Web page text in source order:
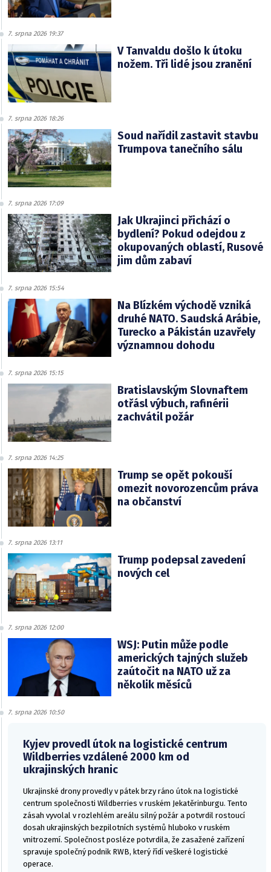
7. srpna 2026 19:37
V Tanvaldu došlo k útoku
nožem. Tři lidé jsou zranění
7. srpna 2026 18:26
Soud nařídil zastavit stavbu
Trumpova tanečního sálu
7. srpna 2026 17:09
Jak Ukrajinci přichází o
bydlení? Pokud odejdou z
okupovaných oblastí, Rusové
jim dům zabaví
7. srpna 2026 15:54
Na Blízkém východě vzniká
druhé NATO. Saudská Arábie,
Turecko a Pákistán uzavřely
významnou dohodu
7. srpna 2026 15:15
Bratislavským Slovnaftem
otřásl výbuch, rafinérii
zachvátil požár
7. srpna 2026 14:25
Trump se opět pokouší
omezit novorozencům práva
na občanství
7. srpna 2026 13:11
Trump podepsal zavedení
nových cel
7. srpna 2026 12:00
WSJ: Putin může podle
amerických tajných služeb
zaútočit na NATO už za
několik měsíců
7. srpna 2026 10:50
Kyjev provedl útok na logistické centrum
Wildberries vzdálené 2000 km od
ukrajinských hranic
Ukrajinské drony provedly v pátek brzy ráno útok na logistické
centrum společnosti Wildberries v ruském Jekatěrinburgu. Tento
zásah vyvolal v rozlehlém areálu silný požár a potvrdil rostoucí
dosah ukrajinských bezpilotních systémů hluboko v ruském
vnitrozemí. Společnost posléze potvrdila, že zasažené zařízení
spravuje společný podnik RWB, který řídí veškeré logistické
operace.